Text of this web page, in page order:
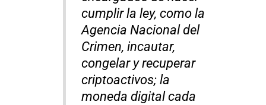
cumplir la ley, como la
Agencia Nacional del
Crimen, incautar,
congelar y recuperar
criptoactivos; la
moneda digital cada